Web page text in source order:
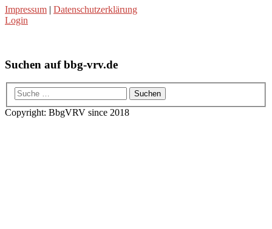
Impressum | Datenschutzerklärung
Login
Suchen auf bbg-vrv.de
Copyright: BbgVRV since 2018